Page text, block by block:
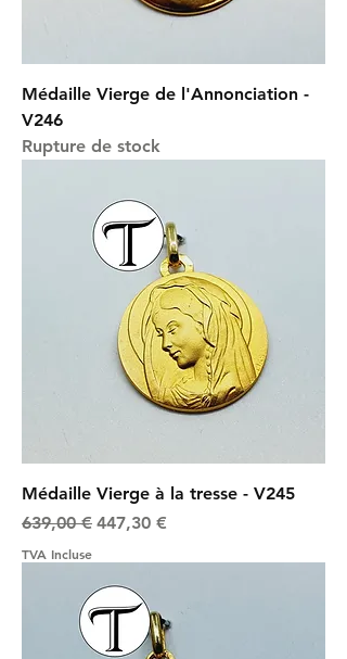
Médaille Vierge de l'Annonciation -
V246
Rupture de stock
Médaille Vierge à la tresse - V245
Prix original
639,00 € Prix promotionnel
447,30 €
TVA Incluse